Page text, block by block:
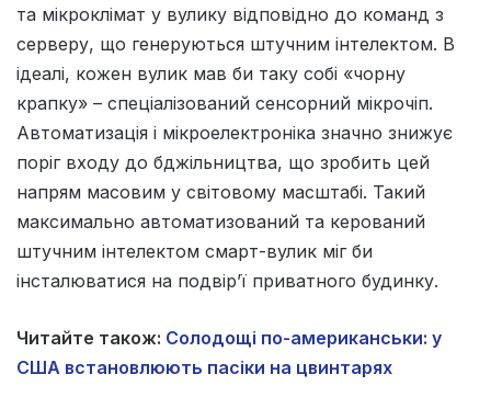
та мікроклімат у вулику відповідно до команд з
серверу, що генеруються штучним інтелектом. В
ідеалі, кожен вулик мав би таку собі «чорну
крапку» – спеціалізований сенсорний мікрочіп.
Автоматизація і мікроелектроніка значно знижує
поріг входу до бджільництва, що зробить цей
напрям масовим у світовому масштабі. Такий
максимально автоматизований та керований
штучним інтелектом смарт-вулик міг би
інсталюватися на подвір’ї приватного будинку.
Читайте також: Солодощі по-американськи: у
США встановлюють пасіки на цвинтарях